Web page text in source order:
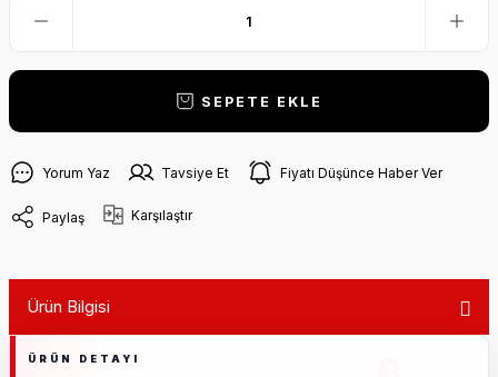
SEPETE EKLE
Yorum Yaz Tavsiye Et Fiyatı Düşünce Haber Ver
Paylaş Karşılaştır
Ürün Bilgisi